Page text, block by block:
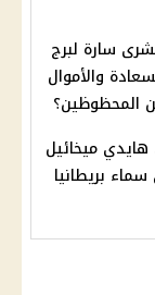
سارة لبرج
والأموال
المحظوظين؟
ميخائيل
بريطانيا